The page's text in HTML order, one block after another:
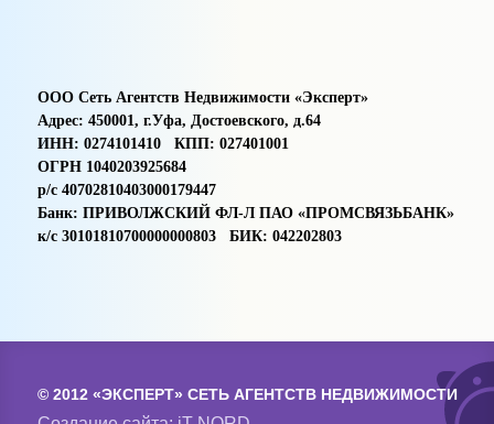
ООО Сеть Агентств Недвижимости «Эксперт»
Адрес: 450001, г.Уфа, Достоевского, д.64
ИНН: 0274101410 КПП: 027401001
ОГРН 1040203925684
р/с 40702810403000179447
Банк: ПРИВОЛЖСКИЙ ФЛ-Л ПАО «ПРОМСВЯЗЬБАНК»
к/с 30101810700000000803 БИК: 042202803
© 2012 «ЭКСПЕРТ» СЕТЬ АГЕНТСТВ НЕДВИЖИМОСТИ